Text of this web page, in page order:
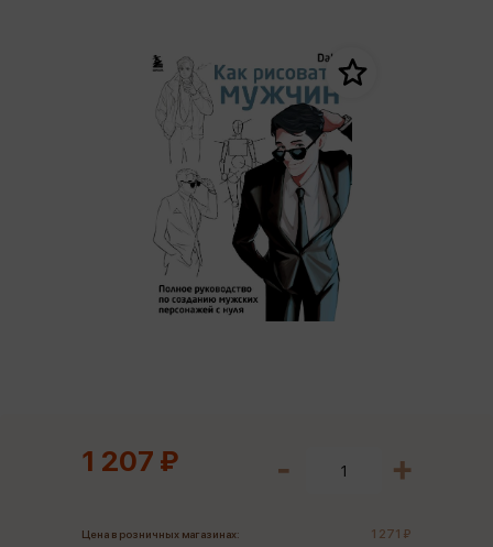
1 207 ₽
Цена в розничных магазинах: 1 271 ₽